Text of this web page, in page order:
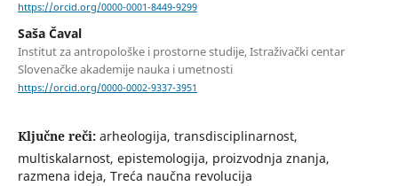
https://orcid.org/0000-0001-8449-9299
Saša Čaval
Institut za antropološke i prostorne studije, Istraživački centar
Slovenačke akademije nauka i umetnosti
https://orcid.org/0000-0002-9337-3951
Ključne reči: arheologija, transdisciplinarnost,
multiskalarnost, epistemologija, proizvodnja znanja,
razmena ideja, Treća naučna revolucija